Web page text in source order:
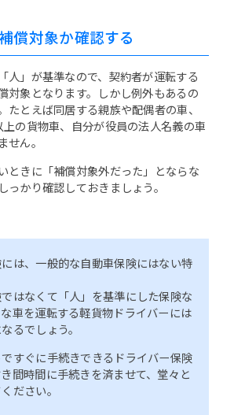
償対象か確認する
人」が基準なので、契約者が運転する
対象となります。しかし例外もあるの
たとえば同居する親族や配偶者の車、
の貨物車、自分が役員の法人名義の車
せん。
ときに「補償対象外だった」とならな
っかり確認しておきましょう。
は、一般的な自動車保険にはない特
はなくて「人」を基準にした保険な
車を運転する軽貨物ドライバーには
るでしょう。
すぐに手続きできるドライバー保険
間時間に手続きを済ませて、堂々と
ださい。